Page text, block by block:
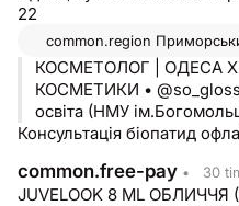
22
common.region
КОСМЕТОЛОГ | ОДЕСА
КОСМЕТИКИ • @so_glossy_skin •
освіта (НМУ
Сертифікований тренер
Консультація біопатид
common.free-pay • 30
JUVELOOK 8 ML ОБЛИЧЧЯ